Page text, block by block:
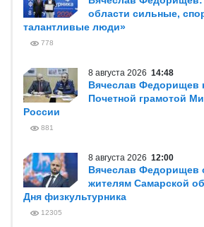
области сильные,
талантливые люди»
778
8 августа 2026 14:48
Вячеслав Федорищев
Почетной грамотой
России
881
8 августа 2026 12:00
Вячеслав Федорищев
жителям Самарской
Дня физкультурника
12305